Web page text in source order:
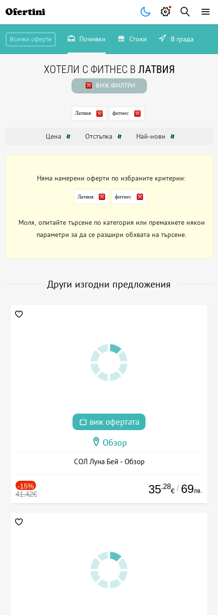
Ofertini
Всички оферти Почивки Стоки В града
ХОТЕЛИ С ФИТНЕС В ЛАТВИЯ
ВИЖ ФИЛТРИ
Латвия фитнес
Цена Отстъпка Най-нови
Няма намерени оферти по избраните критерии:
Латвия фитнес
Моля, опитайте търсене по категория или премахнете някои
параметри за да се разшири обхвата на търсене.
Други изгодни предложения
виж офертата
Обзор
СОЛ Луна Бей - Обзор
-15%
41.42€ 35.28
€ / 69лв.